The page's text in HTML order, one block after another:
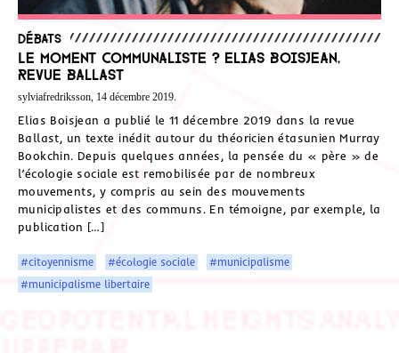
Débats
Le moment communaliste ? Elias Boisjean,
revue Ballast
sylviafredriksson, 14 décembre 2019.
Elias Boisjean a publié le 11 décembre 2019 dans la revue
Ballast, un texte inédit autour du théoricien étasunien Murray
Bookchin. Depuis quelques années, la pensée du « père » de
l’écologie sociale est remobilisée par de nombreux
mouvements, y compris au sein des mouvements
municipalistes et des communs. En témoigne, par exemple, la
publication […]
#citoyennisme #écologie sociale
#municipalisme
#municipalisme libertaire